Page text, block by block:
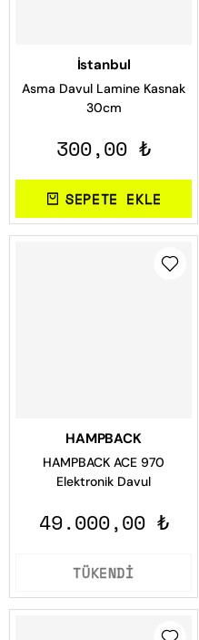
İstanbul
Asma Davul Lamine Kasnak
30cm
300,00 ₺
SEPETE EKLE
HAMPBACK
HAMPBACK ACE 970
Elektronik Davul
49.000,00 ₺
TÜKENDİ